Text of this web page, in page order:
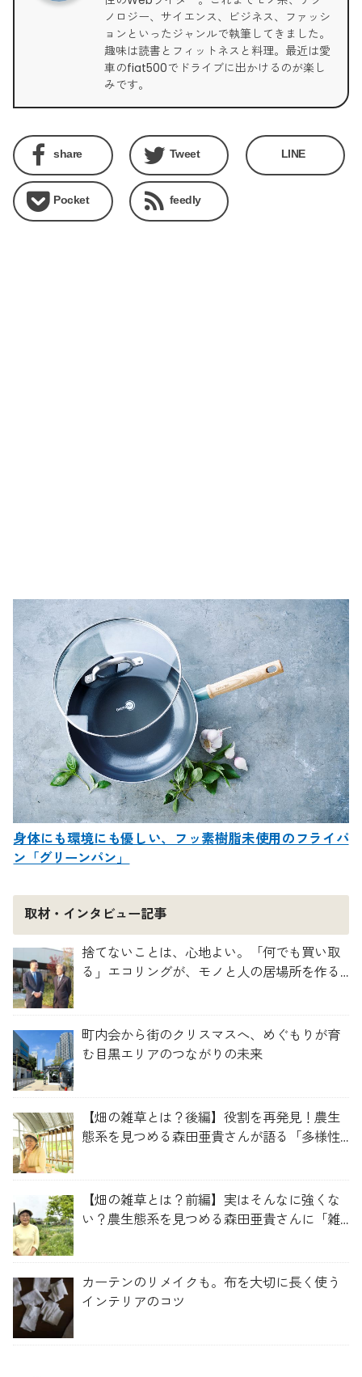
ノロジー、サイエンス、ビジネス、ファッシ
ョンといったジャンルで執筆してきました。
趣味は読書とフィットネスと料理。最近は愛
車のfiat500でドライブに出かけるのが楽し
みです。
share Tweet LINE
Pocket feedly
身体にも環境にも優しい、フッ素樹脂未使用のフライパ
ン「グリーンパン」
取材・インタビュー記事
捨てないことは、心地よい。「何でも買い取
る」エコリングが、モノと人の居場所を作る
町内会から街のクリスマスへ、めぐもりが育
む目黒エリアのつながりの未来
【畑の雑草とは？後編】役割を再発見！農生
態系を見つめる森田亜貴さんが語る「多様性
【畑の雑草とは？前編】実はそんなに強くな
い？農生態系を見つめる森田亜貴さんに「雑
カーテンのリメイクも。布を大切に長く使う
インテリアのコツ